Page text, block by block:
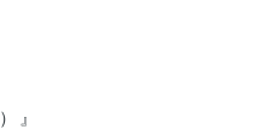
』